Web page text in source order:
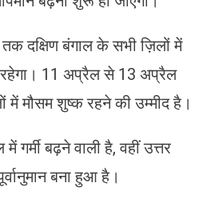
दक्षिण बंगाल के सभी ज़िलों में
रहेगा। 11 अप्रैल से 13 अप्रैल
में मौसम शुष्क रहने की उम्मीद है।
गर्मी बढ़ने वाली है, वहीं उत्तर
बना हुआ है।